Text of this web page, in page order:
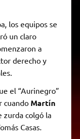
los equipos se
un claro
a
derecho y
el “Aurinegro”
cuandoMartín
zurda colgó la
Casas.